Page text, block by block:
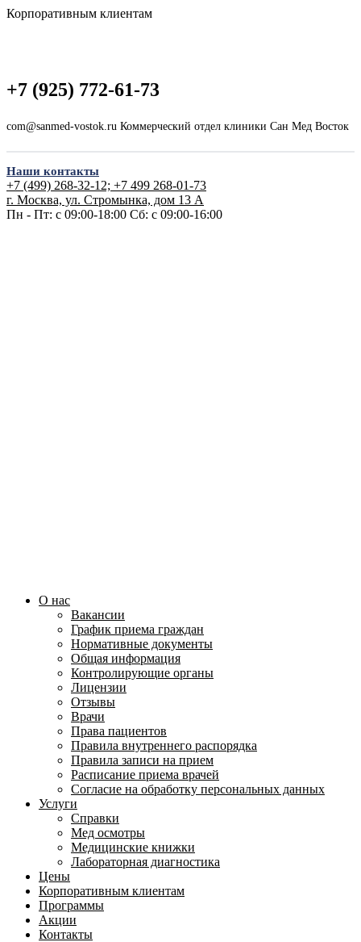
Корпоративным клиентам
+7 (925) 772-61-73
com@sanmed-vostok.ru Коммерческий отдел клиники Сан Мед Восток
Наши контакты
+7 (499) 268-32-12; +7 499 268-01-73
г. Москва, ул. Стромынка, дом 13 А
Пн - Пт: с 09:00-18:00 Сб: с 09:00-16:00
О нас
Вакансии
График приема граждан
Нормативные документы
Общая информация
Контролирующие органы
Лицензии
Отзывы
Врачи
Права пациентов
Правила внутреннего распорядка
Правила записи на прием
Расписание приема врачей
Согласие на обработку персональных данных
Услуги
Справки
Мед осмотры
Медицинские книжки
Лабораторная диагностика
Цены
Корпоративным клиентам
Программы
Акции
Контакты